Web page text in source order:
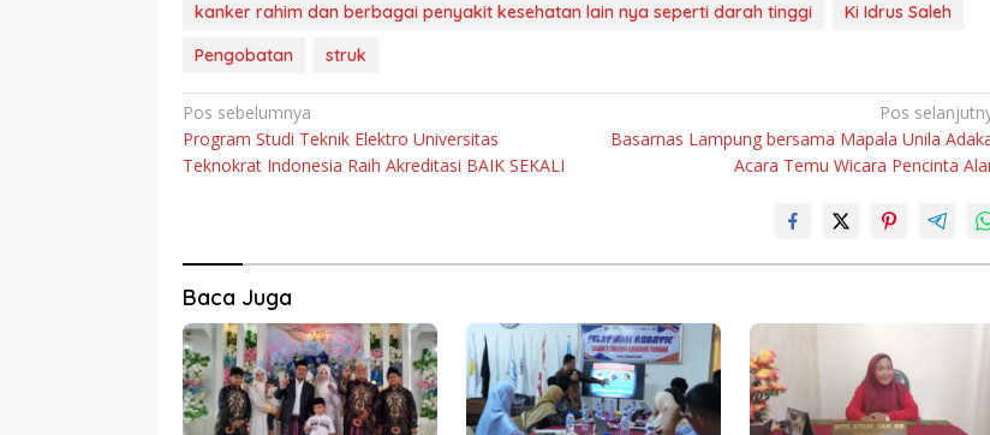
kanker rahim dan berbagai penyakit kesehatan lain nya seperti darah tinggi
Ki Idrus Saleh
Pengobatan
struk
Navigasi
pos
Pos sebelumnya
Program Studi Teknik Elektro Universitas
Teknokrat Indonesia Raih Akreditasi BAIK SEKALI
Pos
Basarnas Lampung bersama Mapala Unila
Acara Temu Wicara Pencinta
Baca Juga